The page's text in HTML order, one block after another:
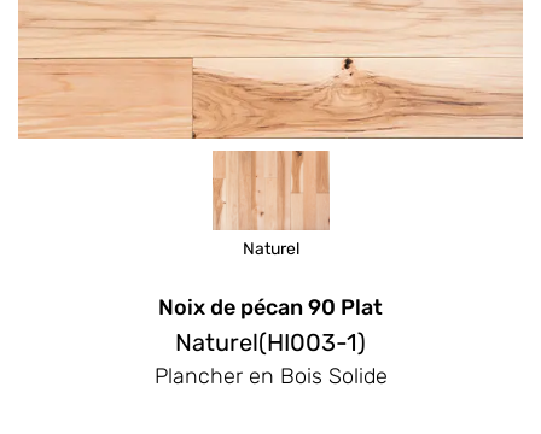
Naturel
Noix de pécan 90 Plat
Naturel(HI003-1)
Plancher en Bois Solide